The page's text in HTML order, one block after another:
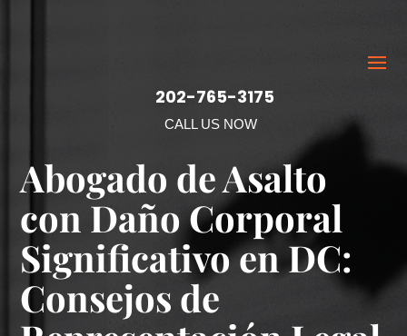
202-765-3175
CALL US NOW
Abogado de Asalto
con Daño Corporal
Significativo en DC:
Consejos de